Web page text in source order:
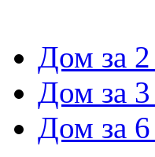
Дом за
Дом за
Дом за